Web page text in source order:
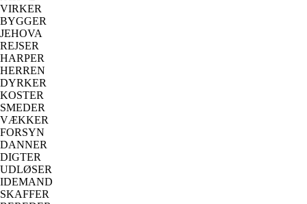
VIRKER
BYGGER
JEHOVA
REJSER
HARPER
HERREN
DYRKER
KOSTER
SMEDER
VÆKKER
FORSYN
DANNER
DIGTER
UDLØSER
IDEMAND
SKAFFER